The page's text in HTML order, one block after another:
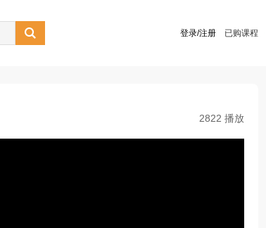
 登录/注册 已购课程
2822 播放